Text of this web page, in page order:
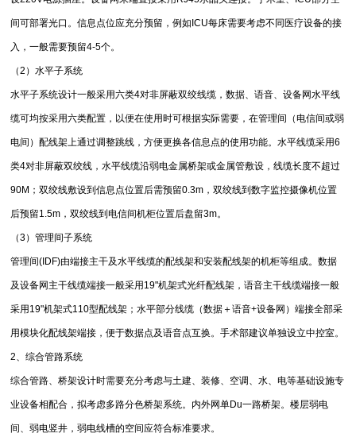
间可部署光口。信息点位应充分预留，例如ICU每床需要考虑不同医疗设备的接
入，一般需要预留4-5个。
（2）水平子系统
水平子系统设计一般采用六类4对非屏蔽双绞线缆，数据、语音、设备网水平线
缆可均按采用六类配置，以便在使用时可根据实际需要，在管理间（电信间或弱
电间）配线架上通过调整跳线，方便更换各信息点的使用功能。水平线缆采用6
类4对非屏蔽双绞线，水平线缆沿弱电金属桥架或金属管敷设，线缆长度不超过
90M；双绞线敷设到信息点位置后需预留0.3m，双绞线到数字监控摄像机位置
后预留1.5m，双绞线到电信间机柜位置后盘留3m。
（3）管理间子系统
管理间(IDF)由端接主干及水平线缆的配线架和安装配线架的机柜等组成。数据
及设备网主干线缆端接一般采用19"机架式光纤配线架，语音主干线缆端接一般
采用19"机架式110型配线架；水平部分线缆（数据＋语音+设备网）端接全部采
用模块化配线架端接，便于数据点及语音点互换。手术部建议单独设立中控室。
2、综合管路系统
综合管路、桥架设计时需要充分考虑与土建、装修、空调、水、电等基础设施专
业设备相配合，拟考虑多路分色桥架系统。内外网单Du一路桥架。楼层弱电
间、弱电竖井，弱电线槽的空间应符合标准要求。